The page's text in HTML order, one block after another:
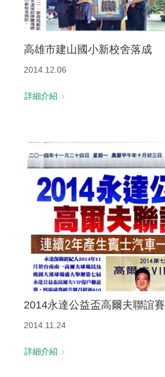
高雄市建山國小新校舍落成
2014.12.06
詳細介紹
2014永達公益盃高爾夫聯誼賽
2014.11.24
詳細介紹